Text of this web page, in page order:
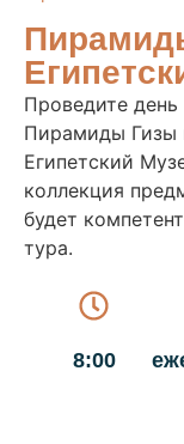
Проведите
Пирамиды Гизы
Египетский
коллекция
будет
тура.
8:00